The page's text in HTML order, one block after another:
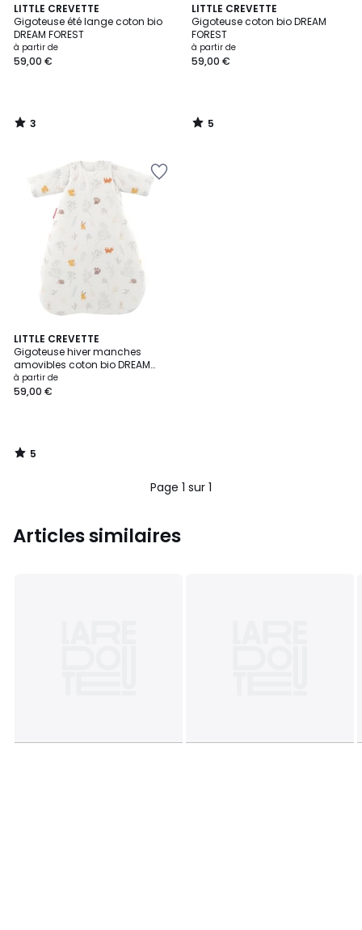
LITTLE CREVETTE
Gigoteuse été lange coton bio
DREAM FOREST
à partir de
59,00 €
3
/
5
3
/
LITTLE CREVETTE
Gigoteuse coton bio DREAM
FOREST
à partir de
59,00 €
5
/
5
5
/
LITTLE CREVETTE
Gigoteuse hiver manches
amovibles coton bio DREAM
FOREST
à partir de
59,00 €
5
/
5
5
/
Page 1 sur 1
Articles similaires